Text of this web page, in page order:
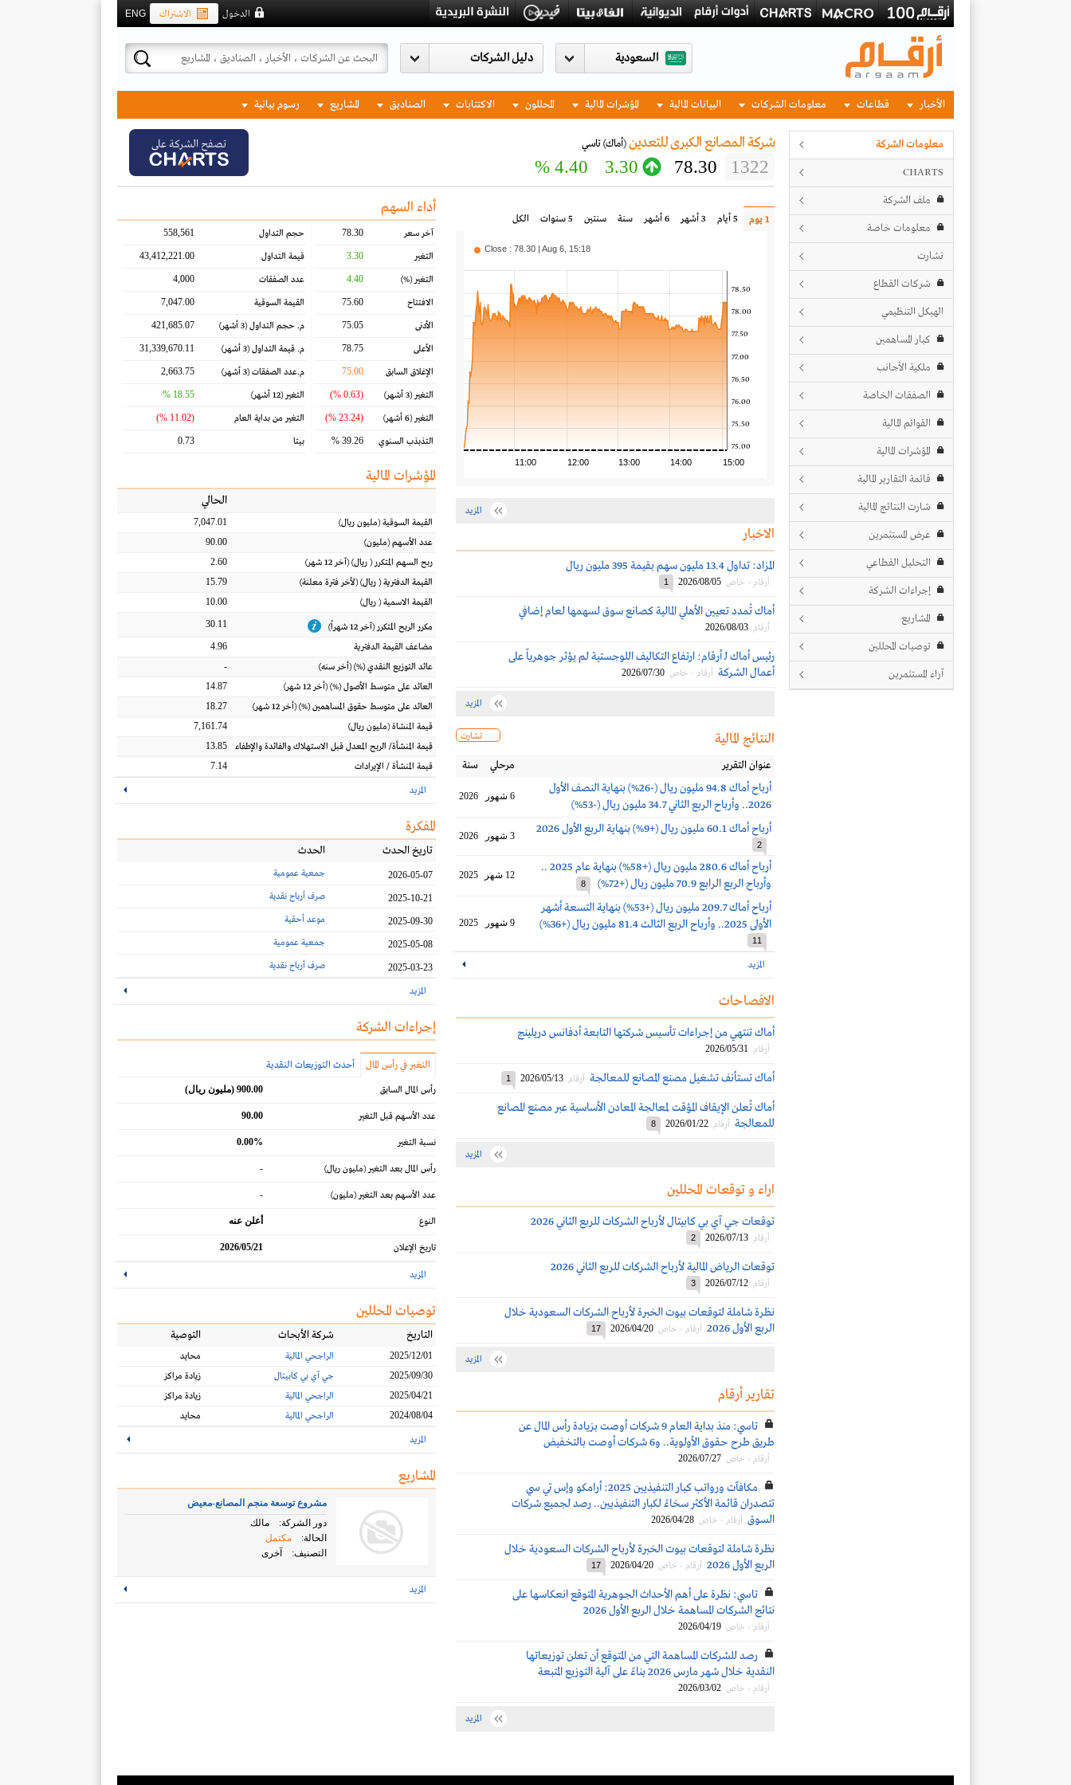
ENG الاشتراك الدخول
السعودية
الأخبار قطاعات معلومات الشركات البيانات المالية المؤشرات المالية المحللون الاكتتابات الصناديق المشاريع رسوم بيانية
معلومات الشركة
CHARTS
ملف الشركة
معلومات خاصة
تشارت
شركات القطاع
الهيكل التنظيمي
كبار المساهمين
ملكية الأجانب
الصفقات الخاصة
القوائم المالية
المؤشرات المالية
قائمة التقارير المالية
شارت النتائج المالية
عرض المستثمرين
التحليل القطاعي
إجراءات الشركة
المشاريع
توصيات المحللين
آراء المستثمرين
شركة المصانع الكبرى للتعدين (أماك)تاسي
1322
78.30
3.30
4.40 %
تصفح الشركة على
1 يوم 5 أيام 3 أشهر 6 أشهر سنة سنتين 5 سنوات الكل
11:00 12:00 13:00 14:00 15:00
75.00
75.50
76.00
76.50
77.00
77.50
78.00
78.50
Close : 78.30 | Aug 6, 15:18
المزيد
الاخبار
المزاد: تداول 13.4 مليون سهم بقيمة 395 مليون ريال
أرقام - خاص 2026/08/05
1
أماك تُمدد تعيين الأهلي المالية كصانع سوق لسهمها لعام إضافي
أرقام 2026/08/03
رئيس أماك لـ أرقام: ارتفاع التكاليف اللوجستية لم يؤثر جوهرياً على
أعمال الشركة أرقام - خاص 2026/07/30
المزيد
تشارت النتائج المالية
عنوان التقرير مرحلي سنة
أرباح أماك 94.8 مليون ريال (-26%) بنهاية النصف الأول
2026.. وأرباح الربع الثاني 34.7 مليون ريال (-53%)
6 شهور 2026
أرباح أماك 60.1 مليون ريال (+9%) بنهاية الربع الأول 2026
2
3 شهور 2026
أرباح أماك 280.6 مليون ريال (+58%) بنهاية عام 2025 ..
وأرباح الربع الرابع 70.9 مليون ريال (+72%)
8
12 شهر 2025
أرباح أماك 209.7 مليون ريال (+53%) بنهاية التسعة أشهر
الأولى 2025.. وأرباح الربع الثالث 81.4 مليون ريال (+36%)
11
9 شهور 2025
المزيد
الافصاحات
أماك تنتهي من إجراءات تأسيس شركتها التابعة أدفانس دريلينج
أرقام 2026/05/31
أماك تستأنف تشغيل مصنع المصانع للمعالجة أرقام 2026/05/13
1
أماك تُعلن الإيقاف المؤقت لمعالجة المعادن الأساسية عبر مصنع المصانع
للمعالجة أرقام 2026/01/22
8
المزيد
اراء و توقعات المحللين
توقعات جي آي بي كابيتال لأرباح الشركات للربع الثاني 2026
أرقام 2026/07/13
2
توقعات الرياض المالية لأرباح الشركات للربع الثاني 2026
أرقام 2026/07/12
3
نظرة شاملة لتوقعات بيوت الخبرة لأرباح الشركات السعودية خلال
الربع الأول 2026
أرقام - خاص 2026/04/20
17
المزيد
تقارير أرقام
تاسي: منذ بداية العام 9 شركات أوصت بزيادة رأس المال عن
طريق طرح حقوق الأولوية.. و6 شركات أوصت بالتخفيض
أرقام - خاص 2026/07/27
مكافآت ورواتب كبار التنفيذيين 2025: أرامكو وإس تي سي
تتصدران قائمة الأكثر سخاءً لكبار التنفيذيين.. رصد لجميع شركات
السوق أرقام - خاص 2026/04/28
نظرة شاملة لتوقعات بيوت الخبرة لأرباح الشركات السعودية خلال
الربع الأول 2026
أرقام - خاص 2026/04/20
17
تاسي: نظرة على أهم الأحداث الجوهرية المتوقع انعكاسها على
نتائج الشركات المساهمة خلال الربع الأول 2026
أرقام - خاص 2026/04/19
رصد للشركات المساهمة التي من المتوقع أن تعلن توزيعاتها
النقدية خلال شهر مارس 2026 بناءً على آلية التوزيع المتبعة
أرقام - خاص 2026/03/02
المزيد
أداء السهم
آخر سعر 78.30
التغير 3.30
التغير(%)
4.40
الافتتاح 75.60
الأدنى 75.05
الأعلى 78.75
الإغلاق السابق 75.00
التغير(3 أشهر) (0.63 %)
التغير(6 أشهر) (23.24 %)
التذبذب السنوي 39.26 %
حجم التداول 558,561
قيمة التداول 43,412,221.00
عدد الصفقات 4,000
القيمة السوقية 7,047.00
م. حجم التداول(3 أشهر) 421,685.07
م. قيمة التداول(3 أشهر) 31,339,670.11
م.عدد الصفقات(3 أشهر) 2,663.75
التغير(12 أشهر) 18.55 %
التغير من بداية العام (11.02 %)
بيتا 0.73
المؤشرات المالية
الحالي
القيمة السوقية(مليون ريال)
7,047.01
عدد الأسهم(مليون)
90.00
ربح السهم المتكرر( ريال) (آخر 12 شهر)
2.60
القيمة الدفترية( ريال) (لأخر فترة معلنة)
15.79
القيمة الاسمية( ريال)
10.00
مكرر الربح المتكرر (آخر 12 شهراً) 30.11
مضاعف القيمة الدفترية
4.96
عائد التوزيع النقدي(%) (أخر سنه)
-
العائد على متوسط الأصول(%) (أخر 12 شهر)
14.87
العائد على متوسط حقوق المساهمين(%) (أخر 12 شهر)
18.27
قيمة المنشاة(مليون ريال)
7,161.74
قيمة المنشأة/ الربح المعدل قبل الاستهلاك والفائدة والإطفاء
13.85
قيمة المنشأة / الإيرادات
7.14
المزيد
المفكرة
تاريخ الحدث الحدث
2026-05-07 جمعية عمومية
2025-10-21 صرف أرباح نقدية
2025-09-30 موعد أحقية
2025-05-08 جمعية عمومية
2025-03-23 صرف أرباح نقدية
المزيد
إجراءات الشركة
التغير في رأس المال أحدث التوزيعات النقدية
رأس المال السابق 900.00 (مليون ريال)
عدد الأسهم قبل التغير 90.00
نسبة التغير 0.00%
رأس المال بعد التغير(مليون ريال) -
عدد الأسهم بعد التغير(مليون) -
النوع أعلن عنه
تاريخ الإعلان 2026/05/21
المزيد
توصيات المحللين
التاريخ شركة الأبحاث التوصية
2025/12/01 الراجحي المالية
محايد
2025/09/30
جي آي بي كابيتال
زيادة مراكز
2025/04/21
الراجحي المالية
زيادة مراكز
2024/08/04
الراجحي المالية محايد
المزيد
المشاريع
مشروع توسعة منجم المصانع-معيض
دور الشركة:
مالك
الحالة:
مكتمل
التصنيف:
آخرى
المزيد